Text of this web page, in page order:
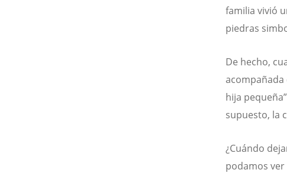
familia vivió
piedras
De hecho,
acompañada
hija
supuesto, la
¿Cuándo
podamos